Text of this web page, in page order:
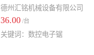
锯木工机械电脑往复锯
锯
德州汇铭机械设备有限公司
36.00 /台
关键词：数控电子锯